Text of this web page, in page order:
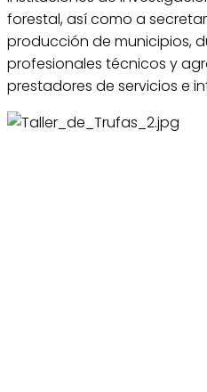
forestal, así como a
producción de municipios,
profesionales técnicos y
prestadores de servicios e